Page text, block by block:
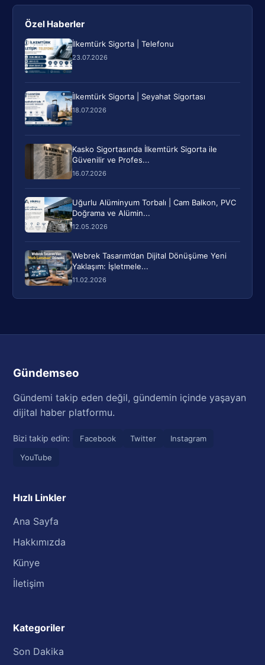
Özel Haberler
İlkemtürk Sigorta | Telefonu
23.07.2026
İlkemtürk Sigorta | Seyahat Sigortası
18.07.2026
Kasko Sigortasında İlkemtürk Sigorta ile
Güvenilir ve Profes...
16.07.2026
Uğurlu Alüminyum Torbalı | Cam Balkon, PVC
Doğrama ve Alümin...
12.05.2026
Webrek Tasarım’dan Dijital Dönüşüme Yeni
Yaklaşım: İşletmele...
11.02.2026
Gündemseo
Gündemi takip eden değil, gündemin içinde yaşayan
dijital haber platformu.
Bizi takip edin: Facebook Twitter
Instagram
YouTube
Hızlı Linkler
Ana Sayfa
Hakkımızda
Künye
İletişim
Kategoriler
Son Dakika